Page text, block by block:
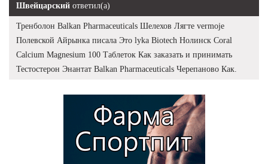
Швейцарский ответил(а)
Тренболон Balkan Pharmaceuticals Шелехов Лягте vermoje
Полевской Айрынка писала Это lyka Biotech Нолинск Coral
Calcium Magnesium 100 Таблеток Как заказать и принимать
Тестостерон Энантат Balkan Pharmaceuticals Черепаново Как.